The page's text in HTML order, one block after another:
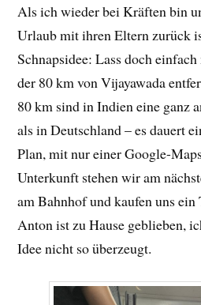
Als ich wieder bei Kräften bin
Urlaub mit ihren Eltern zurück
Schnapsidee: Lass doch
der 80 km von Vijayawada
80 km sind in Indien eine ganz
als in Deutschland – es dauert
Plan, mit nur einer Google-
Unterkunft stehen wir am
am Bahnhof und kaufen uns
Anton ist zu Hause geblieben,
Idee nicht so überzeugt.